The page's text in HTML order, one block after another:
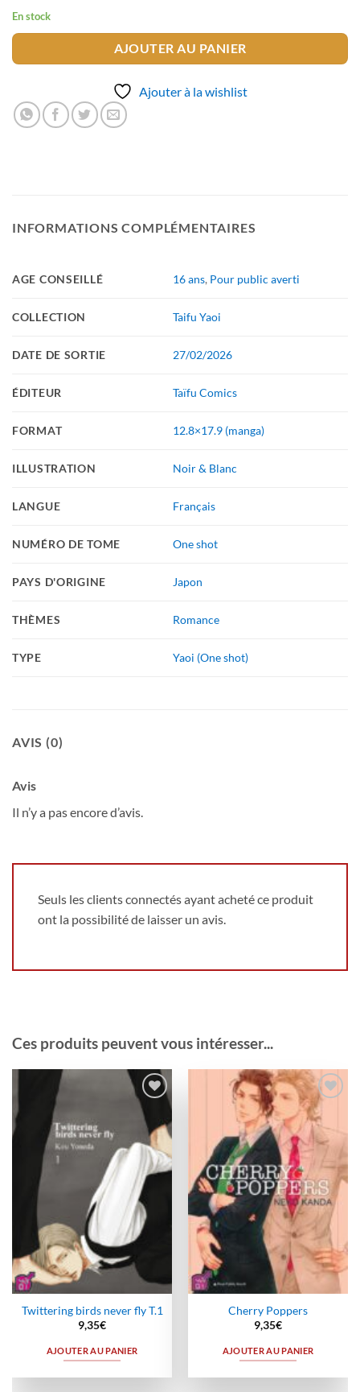
En stock
AJOUTER AU PANIER
Ajouter à la wishlist
INFORMATIONS COMPLÉMENTAIRES
AGE CONSEILLÉ 16 ans, Pour public averti
COLLECTION Taifu Yaoi
DATE DE SORTIE 27/02/2026
ÉDITEUR Taïfu Comics
FORMAT 12.8×17.9 (manga)
ILLUSTRATION Noir & Blanc
LANGUE Français
NUMÉRO DE TOME One shot
PAYS D'ORIGINE Japon
THÈMES Romance
TYPE Yaoi (One shot)
AVIS (0)
Avis
Il n’y a pas encore d’avis.
Seuls les clients connectés ayant acheté ce produit
ont la possibilité de laisser un avis.
Ces produits peuvent vous intéresser...
Ajouter
à la
wishlist
Twittering birds never fly T.1
9,35€
AJOUTER AU PANIER
Ajouter
à la
wishlist
Cherry Poppers
9,35€
AJOUTER AU PANIER